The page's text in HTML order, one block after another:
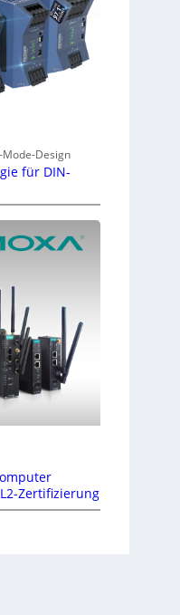
Design
für DIN-
Zertifizierung